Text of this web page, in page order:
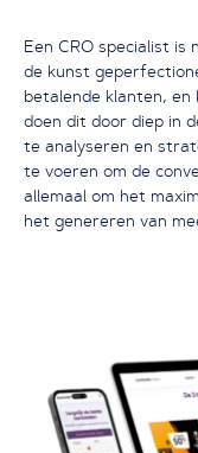
Ik
Een CRO specialist is
de kunst
betalende klanten,
doen dit door diep in
te analyseren en
te voeren om de
allemaal om het
het genereren van